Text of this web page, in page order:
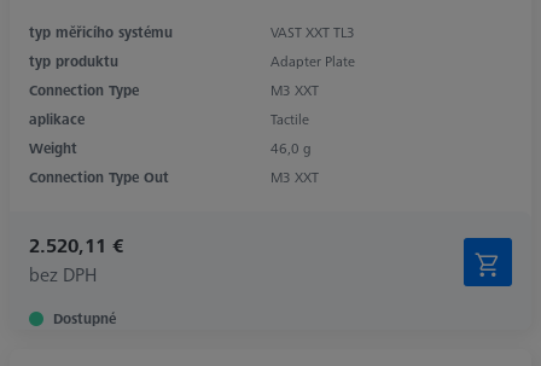
typ měřicího systému
VAST XXT TL3
typ produktu
Adapter Plate
Connection Type
M3 XXT
aplikace
Tactile
Weight
46,0 g
Connection Type Out
M3 XXT
2.520,11 €
bez DPH
Dostupné